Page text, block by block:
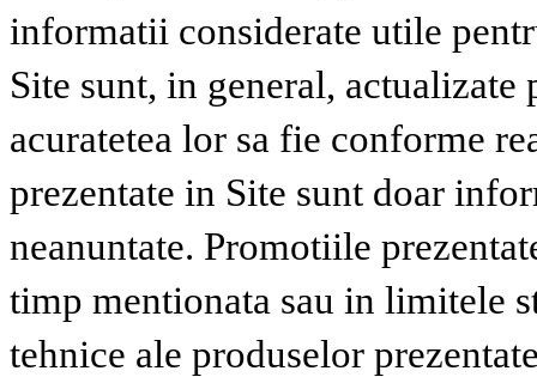
informatii considerate utile
Site sunt, in general,
acuratetea lor sa fie conforme
prezentate in Site sunt doar
neanuntate. Promotiile
timp mentionata sau in limitele
tehnice ale produselor